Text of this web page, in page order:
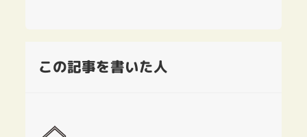
この記事を書いた人